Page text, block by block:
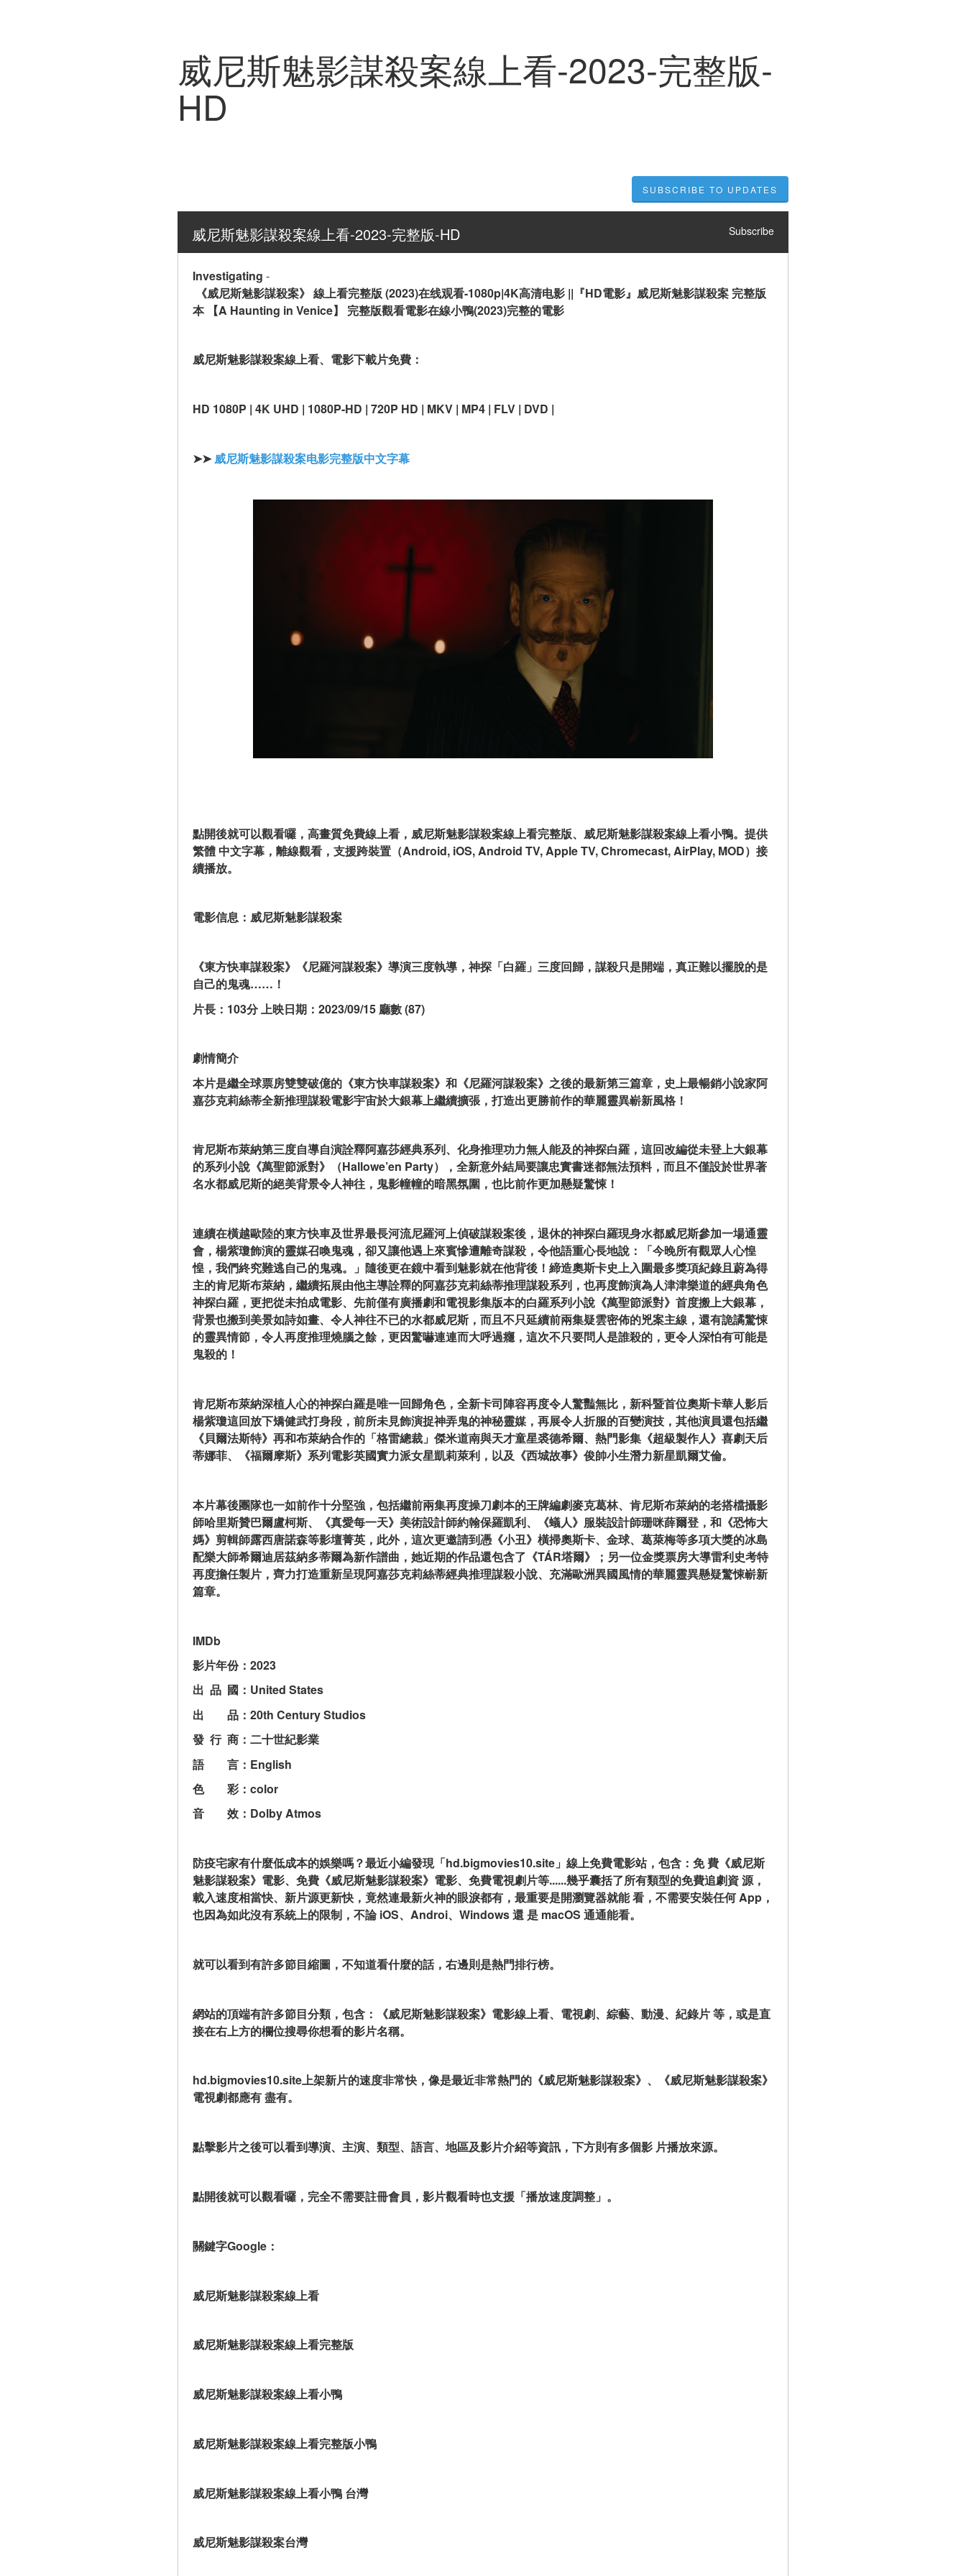
威尼斯魅影謀殺案線上看-2023-完整版-
HD
SUBSCRIBE TO UPDATES
威尼斯魅影謀殺案線上看-2023-完整版-HD Subscribe
Investigating -
《威尼斯魅影謀殺案》 線上看完整版 (2023)在线观看-1080p|4K高清电影 ||『HD電影』威尼斯魅影謀殺案 完整版
本 【A Haunting in Venice】 完整版觀看電影在線小鴨(2023)完整的電影
威尼斯魅影謀殺案線上看、電影下載片免費：
HD 1080P | 4K UHD | 1080P-HD | 720P HD | MKV | MP4 | FLV | DVD |
➤➤ 威尼斯魅影謀殺案电影完整版中文字幕
點開後就可以觀看囉，高畫質免費線上看，威尼斯魅影謀殺案線上看完整版、威尼斯魅影謀殺案線上看小鴨。提供
繁體 中文字幕，離線觀看，支援跨裝置（Android, iOS, Android TV, Apple TV, Chromecast, AirPlay, MOD）接
續播放。
電影信息：威尼斯魅影謀殺案
《東方快車謀殺案》《尼羅河謀殺案》導演三度執導，神探「白羅」三度回歸，謀殺只是開端，真正難以擺脫的是
自己的鬼魂……！
片長：103分 上映日期：2023/09/15 廳數 (87)
劇情簡介
本片是繼全球票房雙雙破億的《東方快車謀殺案》和《尼羅河謀殺案》之後的最新第三篇章，史上最暢銷小說家阿
嘉莎克莉絲蒂全新推理謀殺電影宇宙於大銀幕上繼續擴張，打造出更勝前作的華麗靈異嶄新風格！
肯尼斯布萊納第三度自導自演詮釋阿嘉莎經典系列、化身推理功力無人能及的神探白羅，這回改編從未登上大銀幕
的系列小說《萬聖節派對》（Hallowe’en Party），全新意外結局要讓忠實書迷都無法預料，而且不僅設於世界著
名水都威尼斯的絕美背景令人神往，鬼影幢幢的暗黑氛圍，也比前作更加懸疑驚悚！
連續在橫越歐陸的東方快車及世界最長河流尼羅河上偵破謀殺案後，退休的神探白羅現身水都威尼斯參加一場通靈
會，楊紫瓊飾演的靈媒召喚鬼魂，卻又讓他遇上來賓慘遭離奇謀殺，令他語重心長地說：「今晚所有觀眾人心惶
惶，我們終究難逃自己的鬼魂。」隨後更在鏡中看到魅影就在他背後！締造奧斯卡史上入圍最多獎項紀錄且蔚為得
主的肯尼斯布萊納，繼續拓展由他主導詮釋的阿嘉莎克莉絲蒂推理謀殺系列，也再度飾演為人津津樂道的經典角色
神探白羅，更把從未拍成電影、先前僅有廣播劇和電視影集版本的白羅系列小說《萬聖節派對》首度搬上大銀幕，
背景也搬到美景如詩如畫、令人神往不已的水都威尼斯，而且不只延續前兩集疑雲密佈的兇案主線，還有詭譎驚悚
的靈異情節，令人再度推理燒腦之餘，更因驚嚇連連而大呼過癮，這次不只要問人是誰殺的，更令人深怕有可能是
鬼殺的！
肯尼斯布萊納深植人心的神探白羅是唯一回歸角色，全新卡司陣容再度令人驚豔無比，新科暨首位奧斯卡華人影后
楊紫瓊這回放下矯健武打身段，前所未見飾演捉神弄鬼的神秘靈媒，再展令人折服的百變演技，其他演員還包括繼
《貝爾法斯特》再和布萊納合作的「格雷總裁」傑米道南與天才童星裘德希爾、熱門影集《超級製作人》喜劇天后
蒂娜菲、《福爾摩斯》系列電影英國實力派女星凱莉萊利，以及《西城故事》俊帥小生潛力新星凱爾艾倫。
本片幕後團隊也一如前作十分堅強，包括繼前兩集再度操刀劇本的王牌編劇麥克葛林、肯尼斯布萊納的老搭檔攝影
師哈里斯贊巴爾盧柯斯、《真愛每一天》美術設計師約翰保羅凱利、《蟻人》服裝設計師珊咪薛爾登，和《恐怖大
媽》剪輯師露西唐諾森等影壇菁英，此外，這次更邀請到憑《小丑》橫掃奧斯卡、金球、葛萊梅等多項大獎的冰島
配樂大師希爾迪居茲納多蒂爾為新作譜曲，她近期的作品還包含了《TÁR塔爾》；另一位金獎票房大導雷利史考特
再度擔任製片，齊力打造重新呈現阿嘉莎克莉絲蒂經典推理謀殺小說、充滿歐洲異國風情的華麗靈異懸疑驚悚嶄新
篇章。
IMDb
影片年份：2023
出  品  國：United States
出　　品：20th Century Studios
發  行  商：二十世紀影業
語　　言：English
色　　彩：color
音　　效：Dolby Atmos
防疫宅家有什麼低成本的娛樂嗎？最近小編發現「hd.bigmovies10.site」線上免費電影站，包含：免 費《威尼斯
魅影謀殺案》電影、免費《威尼斯魅影謀殺案》電影、免費電視劇片等......幾乎囊括了所有類型的免費追劇資 源，
載入速度相當快、新片源更新快，竟然連最新火神的眼淚都有，最重要是開瀏覽器就能 看，不需要安裝任何 App，
也因為如此沒有系統上的限制，不論 iOS、Androi、Windows 還 是 macOS 通通能看。
就可以看到有許多節目縮圖，不知道看什麼的話，右邊則是熱門排行榜。
網站的頂端有許多節目分類，包含：《威尼斯魅影謀殺案》電影線上看、電視劇、綜藝、動漫、紀錄片 等，或是直
接在右上方的欄位搜尋你想看的影片名稱。
hd.bigmovies10.site上架新片的速度非常快，像是最近非常熱門的《威尼斯魅影謀殺案》、《威尼斯魅影謀殺案》
電視劇都應有 盡有。
點擊影片之後可以看到導演、主演、類型、語言、地區及影片介紹等資訊，下方則有多個影 片播放來源。
點開後就可以觀看囉，完全不需要註冊會員，影片觀看時也支援「播放速度調整」。
關鍵字Google：
威尼斯魅影謀殺案線上看
威尼斯魅影謀殺案線上看完整版
威尼斯魅影謀殺案線上看小鴨
威尼斯魅影謀殺案線上看完整版小鴨
威尼斯魅影謀殺案線上看小鴨 台灣
威尼斯魅影謀殺案台灣